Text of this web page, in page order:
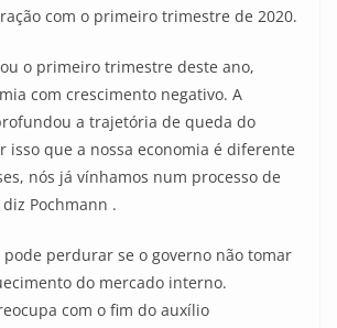
com o primeiro trimestre de 2020.
o primeiro trimestre deste ano,
com crescimento negativo. A
a trajetória de queda do
isso que a nossa economia é diferente
nós já vínhamos num processo de
Pochmann .
pode perdurar se o governo não tomar
do mercado interno.
com o fim do auxílio